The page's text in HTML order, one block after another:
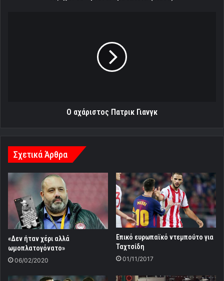
Ο αχάριστος Πατρικ Γιανγκ
Σχετικά Άρθρα
«Δεν ήταν χέρι αλλά
ωμοπλατογόνατο»
06/02/2020
Επικό ευρωπαϊκό ντεμπούτο για
Ταχτσίδη
01/11/2017